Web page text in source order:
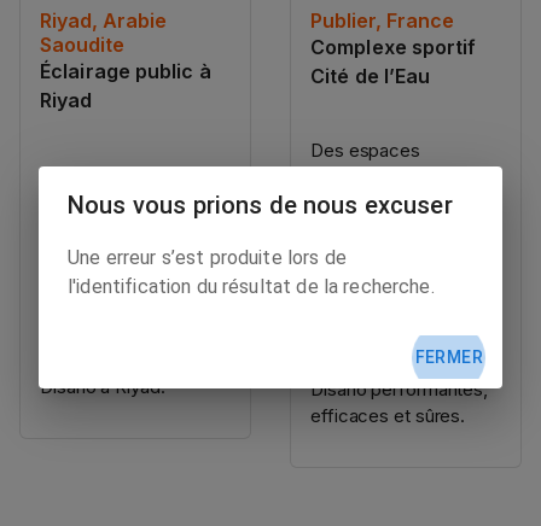
Riyad, Arabie
Saoudite
Éclairage public à
Riyad
L’éclairage public est
essentiel pour rendre
agréables à vivre, à
condition qu’il soit
Disano à Riyad.
Publier, France
Complexe sportif
Cité de l’Eau
Des espaces
disciplines sportives,
exigence : un éclairage
irréprochable. Le
Publier peut compter
sur des solutions
Disano performantes,
efficaces et sûres.
Nous vous prions de nous excuser
Une erreur s’est produite lors de
l'identification du résultat de la recherche.
FERMER